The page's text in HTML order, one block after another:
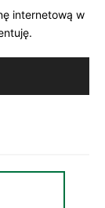
internetową w